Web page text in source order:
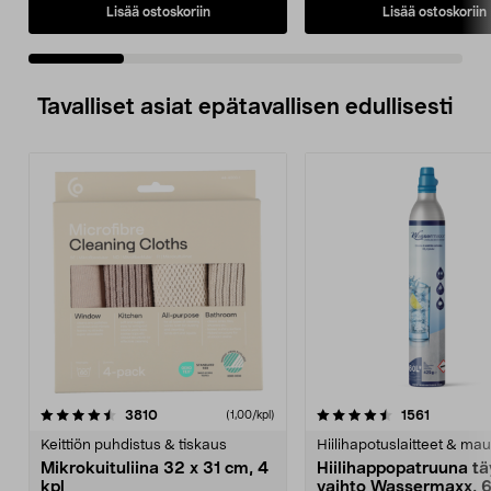
Lisää ostoskoriin Lisää ostoskoriin
Tavalliset asiat epätavallisen edullisesti
3810arvostelut (1,00/kpl)
Keittiön puhdistus & tiskaus
Mikrokuituliina 32 x 31 cm, 4
kpl
4.5viidestä
1561
Hiilihapotuslaitteet &
Hiilihappopatruuna
vaihto Wassermaxx,
4.5viidestä